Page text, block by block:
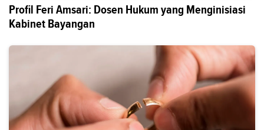
Profil Feri Amsari: Dosen Hukum yang Menginisiasi
Kabinet Bayangan